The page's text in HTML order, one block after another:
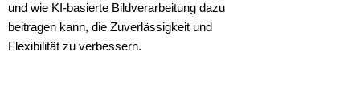
und wie KI-basierte Bildverarbeitung dazu
beitragen kann, die Zuverlässigkeit und
Flexibilität zu verbessern.